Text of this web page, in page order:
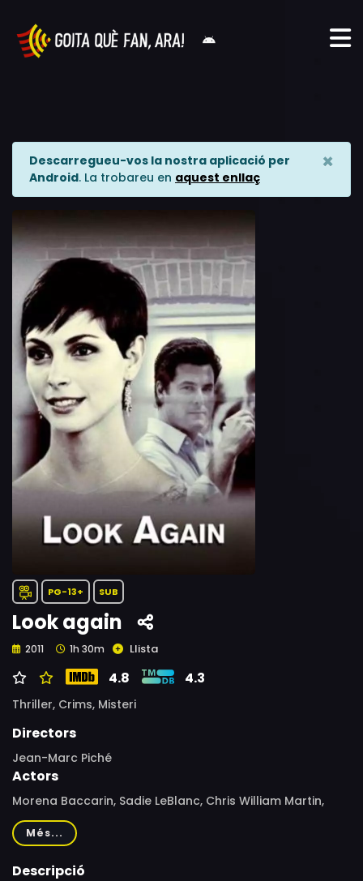
Descarregueu-vos la nostra aplicació per
Android. La trobareu en aquest enllaç
×
PG-13+ SUB
Look again
2011 1h 30m Llista
4.8 4.3
Thriller, Crims, Misteri
Directors
Jean-Marc Piché
Actors
Morena Baccarin, Sadie LeBlanc, Chris William Martin,
Alex Carter, Maxim Roy, Paul Christie, Susan Almgren,
Susan Bain, Russell Yuen, Ahmed Mekallach, Raphael
Grosz-Harvey, Alex Kudrytsky, Jonathan Emile, Abdul
Més...
Descripció